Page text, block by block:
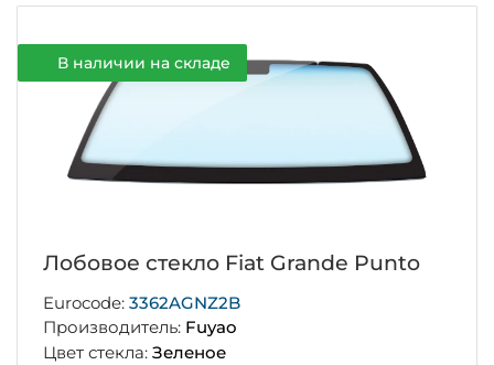
В наличии на складе
Лобовое стекло Fiat Grande Punto
Eurocode: 3362AGNZ2B
Производитель: Fuyao
Цвет стекла: Зеленое